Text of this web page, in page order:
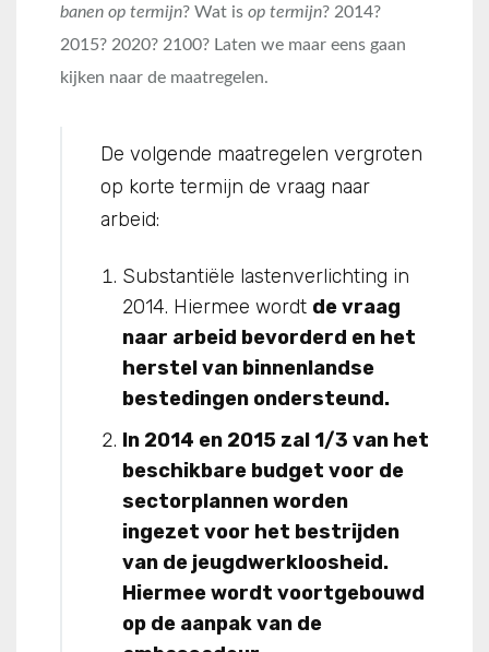
banen op termijn? Wat is op termijn? 2014?
2015? 2020? 2100? Laten we maar eens gaan
kijken naar de maatregelen.
De volgende maatregelen vergroten
op korte termijn de vraag naar
arbeid:
Substantiële lastenverlichting in
2014. Hiermee wordt de vraag
naar arbeid bevorderd en het
herstel van binnenlandse
bestedingen ondersteund.
In 2014 en 2015 zal 1/3 van het
beschikbare budget voor de
sectorplannen worden
ingezet voor het bestrijden
van de jeugdwerkloosheid.
Hiermee wordt voortgebouwd
op de aanpak van de